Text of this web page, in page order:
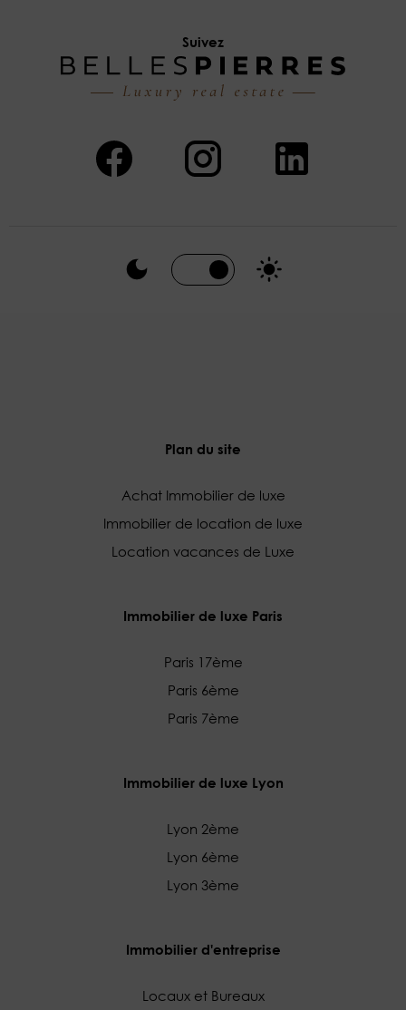
Suivez
Plan du site
Achat Immobilier de luxe
Immobilier de location de luxe
Location vacances de Luxe
Immobilier de luxe Paris
Paris 17ème
Paris 6ème
Paris 7ème
Immobilier de luxe Lyon
Lyon 2ème
Lyon 6ème
Lyon 3ème
Immobilier d'entreprise
Locaux et Bureaux